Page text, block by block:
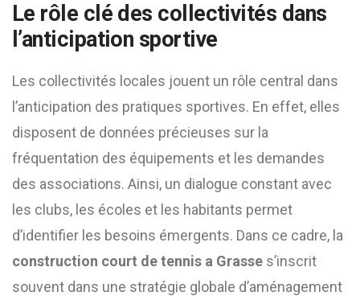
Le rôle clé des collectivités dans
l’anticipation sportive
Les collectivités locales jouent un rôle central dans
l’anticipation des pratiques sportives. En effet, elles
disposent de données précieuses sur la
fréquentation des équipements et les demandes
des associations. Ainsi, un dialogue constant avec
les clubs, les écoles et les habitants permet
d’identifier les besoins émergents. Dans ce cadre, la
construction court de tennis a Grasse s’inscrit
souvent dans une stratégie globale d’aménagement